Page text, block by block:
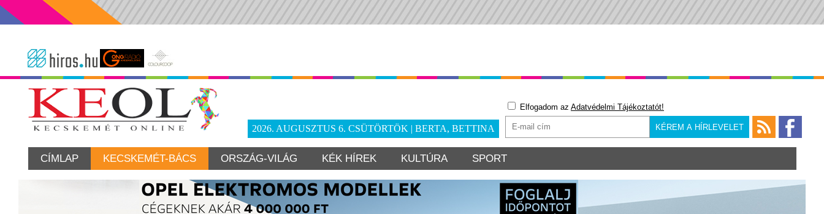
2026. AUGUSZTUS 6. CSÜTÖRTÖK | BERTA, BETTINA
Elfogadom az Adatvédelmi Tájékoztatót!
CÍMLAP KECSKEMÉT-BÁCS ORSZÁG-VILÁG KÉK HÍREK KULTÚRA SPORT